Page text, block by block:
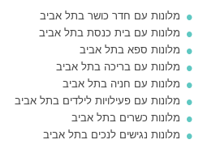
מלונות עם חדר כושר בתל אביב
מלונות עם בית כנסת בתל אביב
מלונות ספא בתל אביב
מלונות עם בריכה בתל אביב
מלונות עם חניה בתל אביב
מלונות עם פעילויות לילדים בתל אביב
מלונות כשרים בתל אביב
מלונות נגישים לנכים בתל אביב